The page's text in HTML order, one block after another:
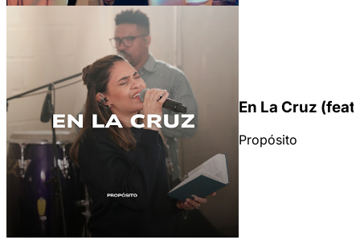
En La Cruz
Propósito